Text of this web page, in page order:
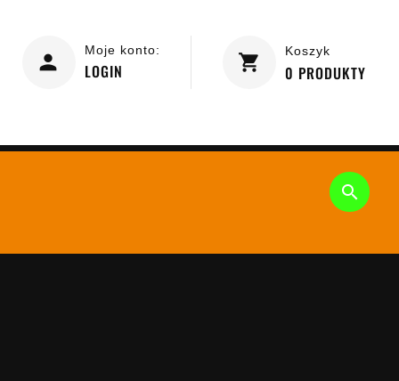
Koszyk
0 PRODUKTY
Moje konto:
LOGIN
